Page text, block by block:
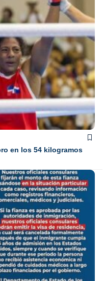
en los 54 kilogramos